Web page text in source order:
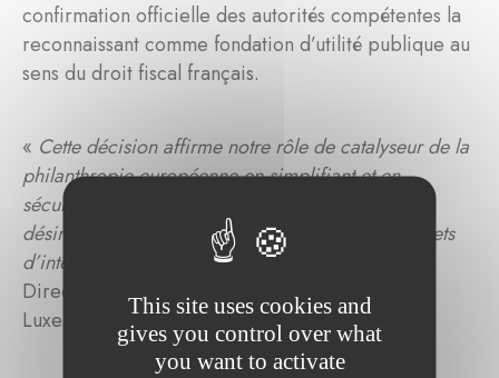
confirmation officielle des autorités compétentes la
reconnaissant comme fondation d’utilité publique au
sens du droit fiscal français.
« Cette décision affirme notre rôle de catalyseur de la
philanthropie européenne en simplifiant et en
sécurisant l’engagement des résidents français
désireux de s’engager durablement dans des projets
d’intérêt général
», déclare Tonika Hirdman,
Directrice Générale de la Fondation de
Luxembourg.
This site uses cookies and
gives you control over what
you want to activate